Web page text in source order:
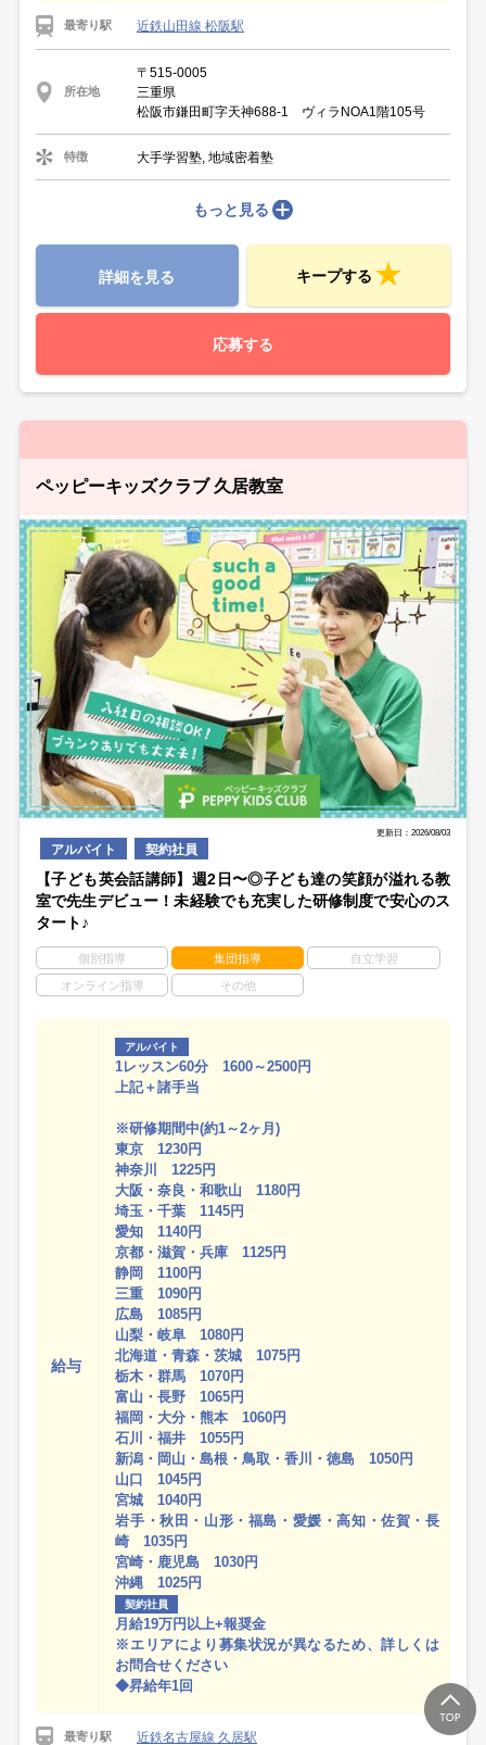
最寄り駅 近鉄山田線 松阪駅
所在地
〒515-0005
三重県
松阪市鎌田町字天神688-1 ヴィラNOA1階105号
特徴 大手学習塾, 地域密着塾
もっと見る
詳細を見る キープする
応募する
ペッピーキッズクラブ 久居教室
更新日：2026/08/03
アルバイト 契約社員
【子ども英会話講師】週2日〜◎子ども達の笑顔が溢れる教
室で先生デビュー！未経験でも充実した研修制度で安心のス
タート♪
個別指導 集団指導 自立学習
オンライン指導 その他
給与
アルバイト
1レッスン60分 1600～2500円
上記＋諸手当
※研修期間中(約1～2ヶ月)
東京 1230円
神奈川 1225円
大阪・奈良・和歌山 1180円
埼玉・千葉 1145円
愛知 1140円
京都・滋賀・兵庫 1125円
静岡 1100円
三重 1090円
広島 1085円
山梨・岐阜 1080円
北海道・青森・茨城 1075円
栃木・群馬 1070円
富山・長野 1065円
福岡・大分・熊本 1060円
石川・福井 1055円
新潟・岡山・島根・鳥取・香川・徳島 1050円
山口 1045円
宮城 1040円
岩手・秋田・山形・福島・愛媛・高知・佐賀・長
崎 1035円
宮崎・鹿児島 1030円
沖縄 1025円
契約社員
月給19万円以上+報奨金
※エリアにより募集状況が異なるため、詳しくは
お問合せください
◆昇給年1回
最寄り駅 近鉄名古屋線 久居駅